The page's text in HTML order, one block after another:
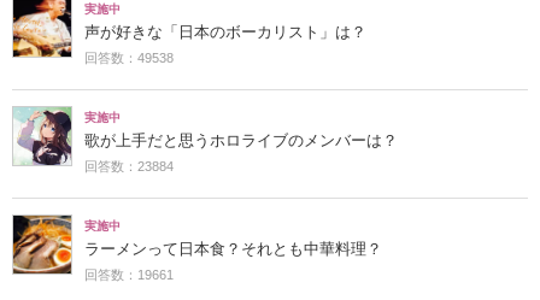
実施中
声が好きな「日本のボーカリスト」は？
回答数：49538
実施中
歌が上手だと思うホロライブのメンバーは？
回答数：23884
実施中
ラーメンって日本食？それとも中華料理？
回答数：19661